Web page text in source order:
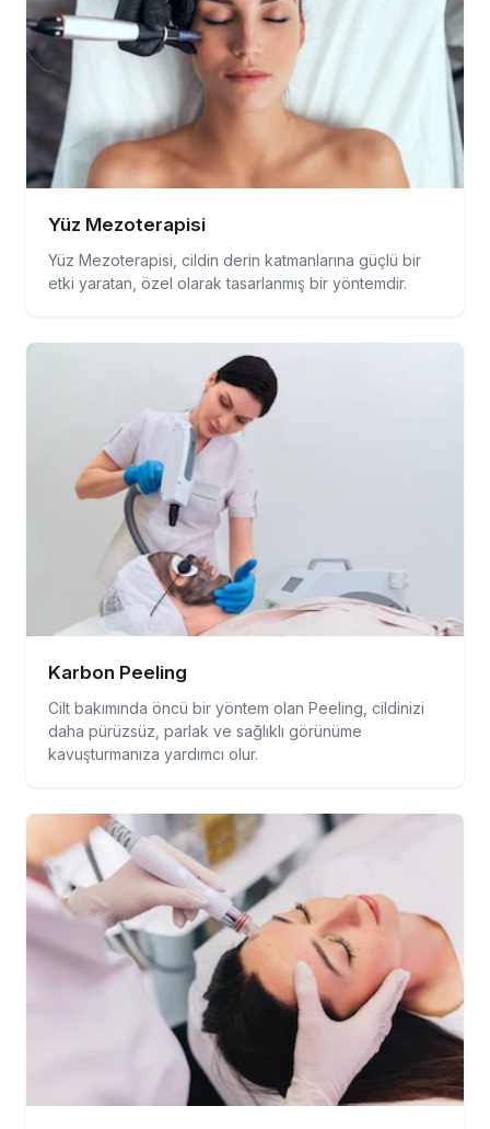
Yüz Mezoterapisi
Yüz Mezoterapisi, cildin derin katmanlarına güçlü bir
etki yaratan, özel olarak tasarlanmış bir yöntemdir.
Karbon Peeling
Cilt bakımında öncü bir yöntem olan Peeling, cildinizi
daha pürüzsüz, parlak ve sağlıklı görünüme
kavuşturmanıza yardımcı olur.